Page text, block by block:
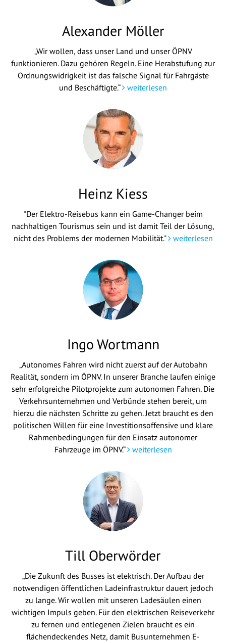
Alexander Möller
„Wir wollen, dass unser Land und unser ÖPNV
funktionieren. Dazu gehören Regeln. Eine Herabstufung zur
Ordnungswidrigkeit ist das falsche Signal für Fahrgäste
und Beschäftigte.“
weiterlesen
Heinz Kiess
"Der Elektro-Reisebus kann ein Game-Changer beim
nachhaltigen Tourismus sein und ist damit Teil der Lösung,
nicht des Problems der modernen Mobilität." weiterlesen
Ingo Wortmann
„Autonomes Fahren wird nicht zuerst auf der Autobahn
Realität, sondern im ÖPNV. In unserer Branche laufen einige
sehr erfolgreiche Pilotprojekte zum autonomen Fahren. Die
Verkehrsunternehmen und Verbünde stehen bereit, um
hierzu die nächsten Schritte zu gehen. Jetzt braucht es den
politischen Willen für eine Investitionsoffensive und klare
Rahmenbedingungen für den Einsatz autonomer
Fahrzeuge im ÖPNV.“ weiterlesen
Till Oberwörder
„Die Zukunft des Busses ist elektrisch. Der Aufbau der
notwendigen öffentlichen Ladeinfrastruktur dauert jedoch
zu lange. Wir wollen mit unseren Ladesäulen einen
wichtigen Impuls geben. Für den elektrischen Reiseverkehr
zu fernen und entlegenen Zielen braucht es ein
flächendeckendes Netz, damit Busunternehmen E-